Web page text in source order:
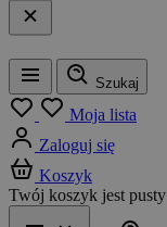
Menu
Szukaj
Moja lista
Zaloguj się
Koszyk
Twój koszyk jest pusty